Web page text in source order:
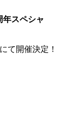
年スペシャ
て開催決定！